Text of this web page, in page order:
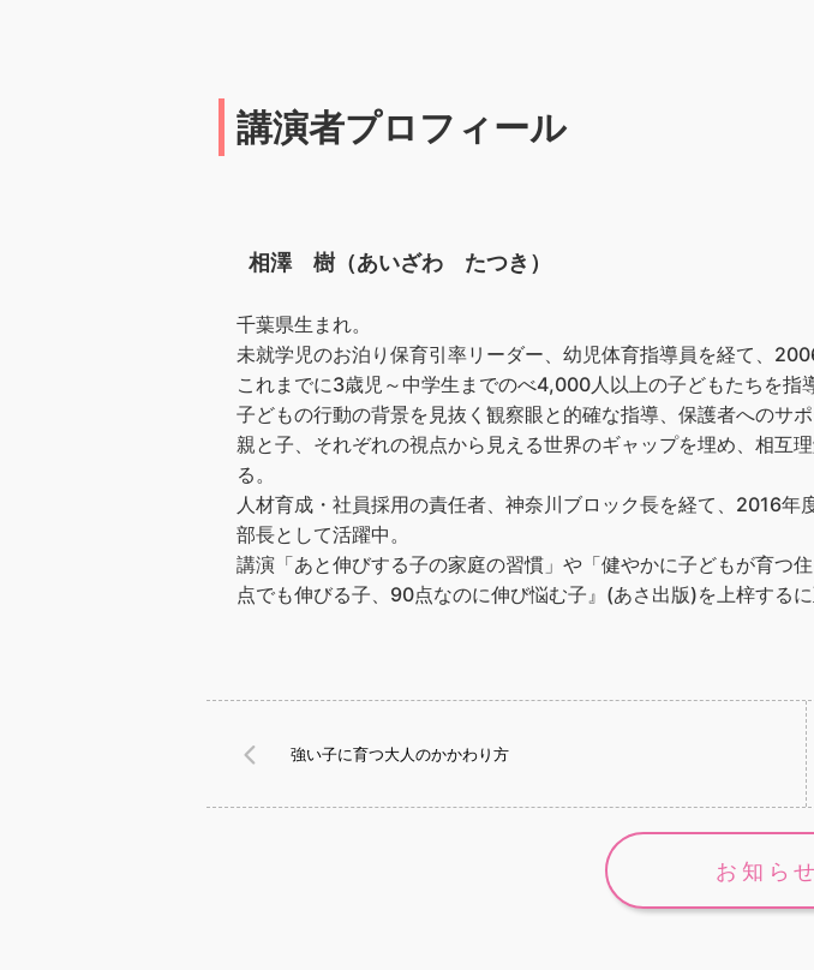
講演者プロフィール
相澤 樹（あいざわ たつき）
千葉県生まれ。
未就学児のお泊り保育引率リーダー、幼児体育指導員を経て、
これまでに3歳児～中学生までのべ4,000人以上の子どもたちを指導
子どもの行動の背景を見抜く観察眼と的確な指導、保護者へのサポ
親と子、それぞれの視点から見える世界のギャップを埋め、相互
る。
人材育成・社員採用の責任者、神奈川ブロック長を経て、2016
部長として活躍中。
講演「あと伸びする子の家庭の習慣」や「健やかに子どもが育
点でも伸びる子、90点なのに伸び悩む子』(あさ出版)を上梓するに
強い子に育つ大人のかかわり方
お知ら